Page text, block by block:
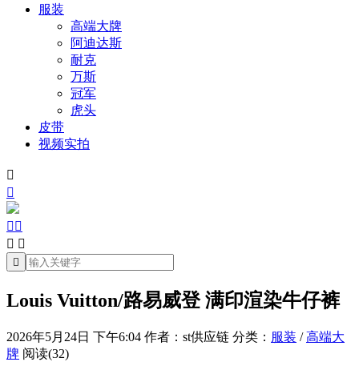
服装
高端大牌
阿迪达斯
耐克
万斯
冠军
虎头
皮带
视频实拍


 
 

Louis Vuitton/路易威登 满印渲染牛仔裤
2026年5月24日 下午6:04 作者：st供应链 分类： 服装 /高端大
牌 阅读(32)